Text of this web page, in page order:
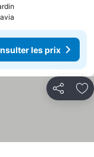
les prix
Partager